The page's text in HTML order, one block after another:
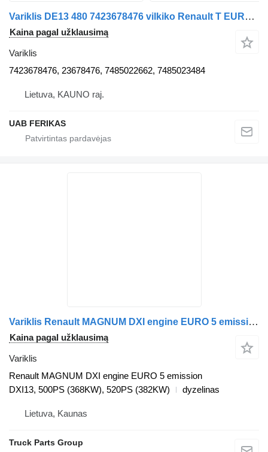
Variklis DE13 480 7423678476 vilkiko Renault T EURO 6
Kaina pagal užklausimą
Variklis
7423678476, 23678476, 7485022662, 7485023484
Lietuva, KAUNO raj.
UAB FERIKAS
Variklis Renault MAGNUM DXI engine EURO 5 emission DXI13, 500PS (368KW), 520PS (3 Renault vilkiko Renault Magnum
Kaina pagal užklausimą
Variklis
Renault MAGNUM DXI engine EURO 5 emission
DXI13, 500PS (368KW), 520PS (382KW)
dyzelinas
Lietuva, Kaunas
Truck Parts Group